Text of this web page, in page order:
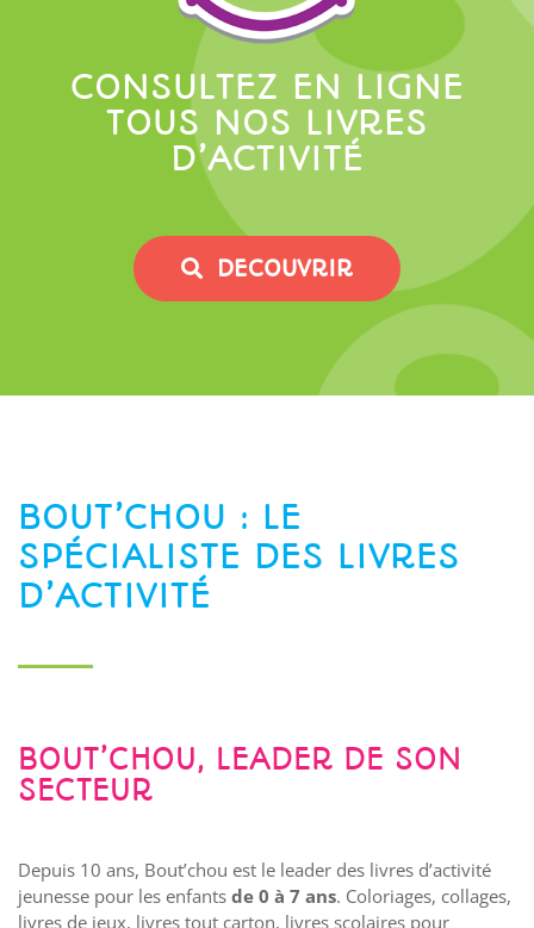
CONSULTEZ EN LIGNE
TOUS NOS LIVRES
D’ACTIVITÉ
DECOUVRIR
BOUT’CHOU : LE
SPÉCIALISTE DES LIVRES
D’ACTIVITÉ
BOUT’CHOU, LEADER DE SON
SECTEUR
Depuis 10 ans, Bout’chou est le leader des livres d’activité
jeunesse pour les enfants de 0 à 7 ans. Coloriages, collages,
livres de jeux, livres tout carton, livres scolaires pour